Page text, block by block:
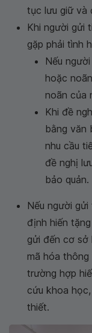
tục lưu giữ và
Khi người gửi
gặp phải tình
Nếu
hoặc
noãn của
Khi đề
bằng văn
nhu cầu
đề nghị
bảo quản.
Nếu người
định hiến
gửi đến cơ sở
mã hóa thông
trường hợp
cứu khoa
thiết.